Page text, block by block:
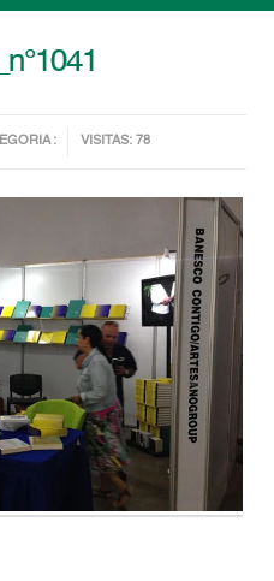
: VISITAS: 78